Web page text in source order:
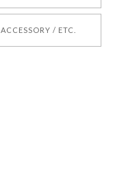
ACCESSORY / ETC.